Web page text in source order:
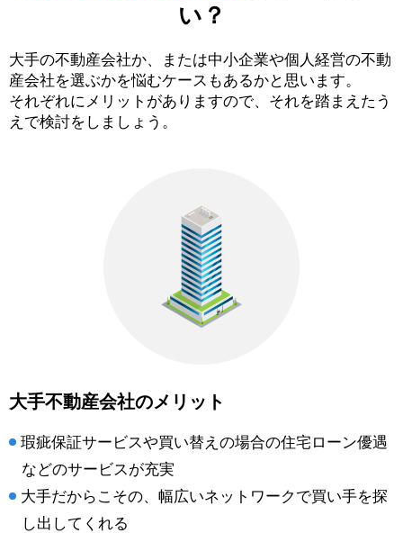
い？
大手の不動産会社か、または中小企業や個人経営の不動
産会社を選ぶかを悩むケースもあるかと思います。
それぞれにメリットがありますので、それを踏まえたう
えで検討をしましょう。
大手不動産会社のメリット
瑕疵保証サービスや買い替えの場合の住宅ローン優遇
などのサービスが充実
大手だからこその、幅広いネットワークで買い手を探
し出してくれる